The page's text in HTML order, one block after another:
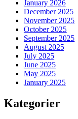
January 2026
December 2025
November 2025
October 2025
September 2025
August 2025
July 2025
June 2025
May 2025
January 2025
Kategorier